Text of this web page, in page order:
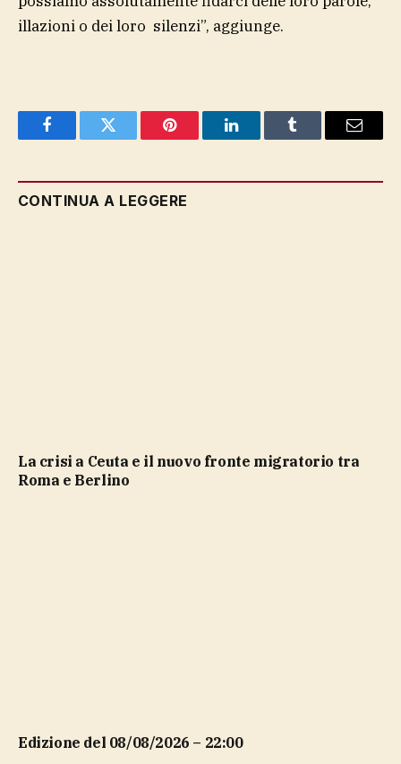
illazioni o dei loro silenzi”, aggiunge.
FacebookTwitter Pinterest LinkedInTumblr Email
CONTINUA A LEGGERE
La crisi a Ceuta e il nuovo fronte migratorio tra
Roma e Berlino
Edizione del 08/08/2026 – 22:00